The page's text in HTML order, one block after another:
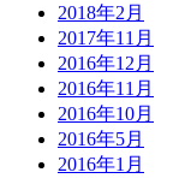
2018年2月
2017年11月
2016年12月
2016年11月
2016年10月
2016年5月
2016年1月